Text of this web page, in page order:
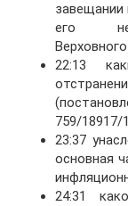
его
22:13
759/18917/
23:37
основная
24:31